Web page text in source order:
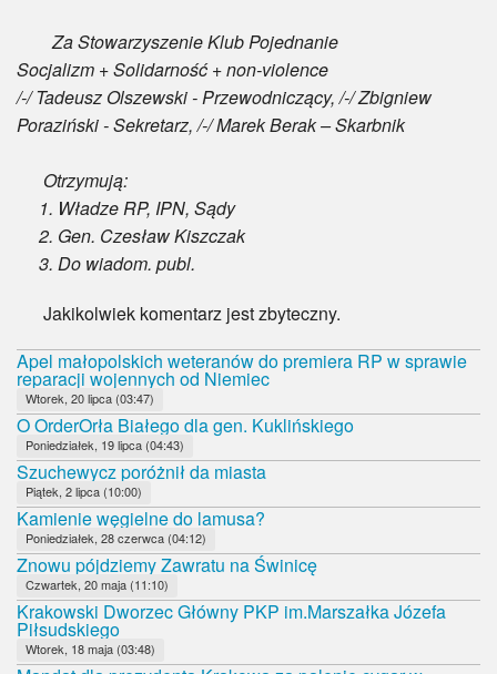
Za Stowarzyszenie Klub Pojednanie
Socjalizm + Solidarność + non-violence
/-/ Tadeusz Olszewski - Przewodniczący, /-/ Zbigniew
Poraziński - Sekretarz, /-/ Marek Berak – Skarbnik
Otrzymują:
1. Władze RP, IPN, Sądy
2. Gen. Czesław Kiszczak
3. Do wiadom. publ.
Jakikolwiek komentarz jest zbyteczny.
Apel małopolskich weteranów do premiera RP w sprawie
reparacji wojennych od Niemiec
Wtorek, 20 lipca (03:47)
O OrderOrła Białego dla gen. Kuklińskiego
Poniedziałek, 19 lipca (04:43)
Szuchewycz poróżnił da miasta
Piątek, 2 lipca (10:00)
Kamienie węgielne do lamusa?
Poniedziałek, 28 czerwca (04:12)
Znowu pójdziemy Zawratu na Świnicę
Czwartek, 20 maja (11:10)
Krakowski Dworzec Główny PKP im.Marszałka Józefa
Piłsudskiego
Wtorek, 18 maja (03:48)